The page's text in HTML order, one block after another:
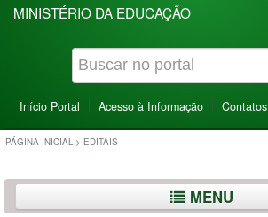
MINISTÉRIO DA EDUCAÇÃO
Início Portal Acesso à Informação Contatos
PÁGINA INICIAL > EDITAIS
MENU